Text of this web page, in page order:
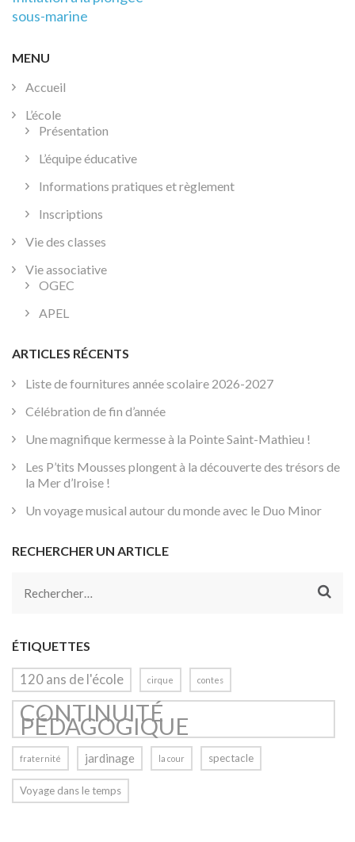
de
sous-marine
MENU
Accueil
L’école
Présentation
L’équipe éducative
Informations pratiques et règlement
Inscriptions
Vie des classes
Vie associative
OGEC
APEL
ARTICLES RÉCENTS
Liste de fournitures année scolaire 2026-2027
Célébration de fin d’année
Une magnifique kermesse à la Pointe Saint-Mathieu !
Les P’tits Mousses plongent à la découverte des trésors de
la Mer d’Iroise !
Un voyage musical autour du monde avec le Duo Minor
RECHERCHER UN ARTICLE
Rechercher :
ÉTIQUETTES
120 ans de l'école cirque contes
CONTINUITÉ
PÉDAGOGIQUE
fraternité jardinage la cour spectacle
Voyage dans le temps